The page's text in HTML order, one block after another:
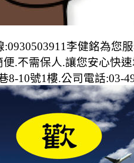
李健銘為您
.不需保人.讓您安心快
10號1樓.公司電話:03-